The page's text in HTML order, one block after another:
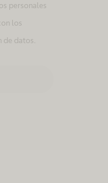
personales
los
datos.